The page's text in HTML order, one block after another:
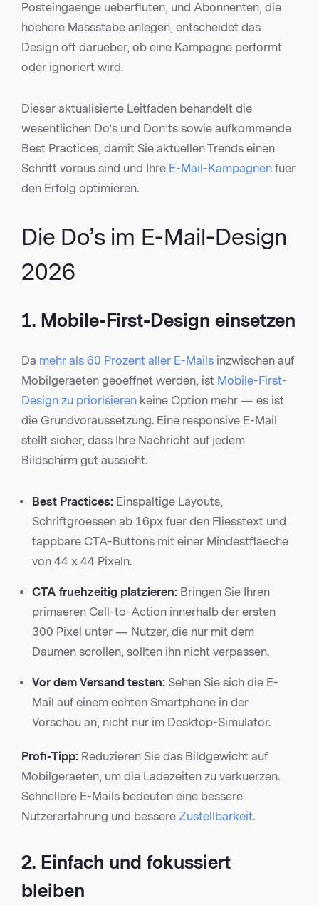
Posteingaenge ueberfluten, und Abonnenten, die
hoehere Massstabe anlegen, entscheidet das
Design oft darueber, ob eine Kampagne performt
oder ignoriert wird.
Dieser aktualisierte Leitfaden behandelt die
wesentlichen Do’s und Don’ts sowie aufkommende
Best Practices, damit Sie aktuellen Trends einen
Schritt voraus sind und Ihre E-Mail-Kampagnen fuer
den Erfolg optimieren.
Die Do’s im E-Mail-Design
2026
1. Mobile-First-Design einsetzen
Da mehr als 60 Prozent aller E-Mails inzwischen auf
Mobilgeraeten geoeffnet werden, ist Mobile-First-
Design zu priorisieren keine Option mehr — es ist
die Grundvoraussetzung. Eine responsive E-Mail
stellt sicher, dass Ihre Nachricht auf jedem
Bildschirm gut aussieht.
Best Practices: Einspaltige Layouts,
Schriftgroessen ab 16px fuer den Fliesstext und
tappbare CTA-Buttons mit einer Mindestflaeche
von 44 x 44 Pixeln.
CTA fruehzeitig platzieren: Bringen Sie Ihren
primaeren Call-to-Action innerhalb der ersten
300 Pixel unter — Nutzer, die nur mit dem
Daumen scrollen, sollten ihn nicht verpassen.
Vor dem Versand testen: Sehen Sie sich die E-
Mail auf einem echten Smartphone in der
Vorschau an, nicht nur im Desktop-Simulator.
Profi-Tipp: Reduzieren Sie das Bildgewicht auf
Mobilgeraeten, um die Ladezeiten zu verkuerzen.
Schnellere E-Mails bedeuten eine bessere
Nutzererfahrung und bessere Zustellbarkeit.
2. Einfach und fokussiert
bleiben